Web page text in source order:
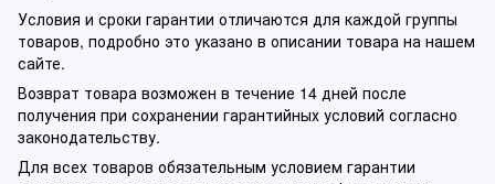
Условия и сроки гарантии отличаются для каждой группы
товаров, подробно это указано в описании товара на нашем
сайте.
Возврат товара возможен в течение 14 дней после
получения при сохранении гарантийных условий согласно
законодательству.
Для всех товаров обязательным условием гарантии